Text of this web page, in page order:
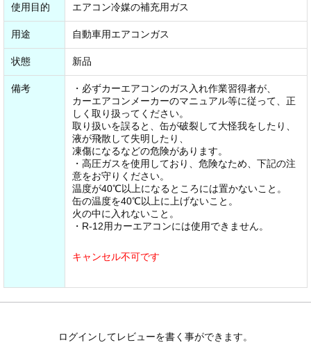
使用目的 エアコン冷媒の補充用ガス
用途 自動車用エアコンガス
状態 新品
備考
・必ずカーエアコンのガス入れ作業習得者が、
カーエアコンメーカーのマニュアル等に従って、正
しく取り扱ってください。
取り扱いを誤ると、缶が破裂して大怪我をしたり、
液が飛散して失明したり、
凍傷になるなどの危険があります。
・高圧ガスを使用しており、危険なため、下記の注
意をお守りください。
温度が40℃以上になるところには置かないこと。
缶の温度を40℃以上に上げないこと。
火の中に入れないこと。
・R-12用カーエアコンには使用できません。
キャンセル不可です
ログインしてレビューを書く事ができます。